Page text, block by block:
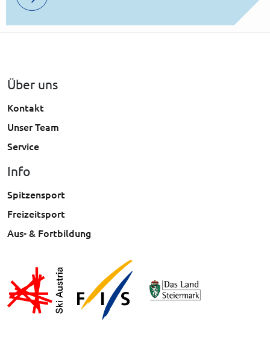
Über uns
Kontakt
Unser Team
Service
Info
Spitzensport
Freizeitsport
Aus- & Fortbildung